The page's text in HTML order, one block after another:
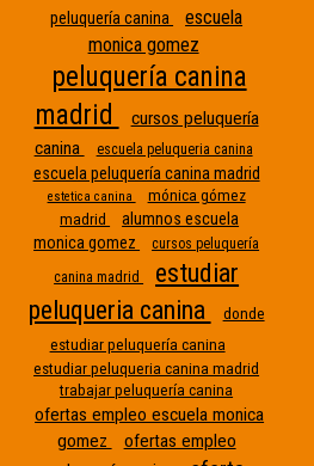
peluquería canina
escuela
monica gomez
peluquería canina
madrid
cursos peluquería
canina
escuela peluqueria canina
escuela peluquería canina madrid
estetica canina
mónica gómez
madrid
alumnos escuela
monica gomez
cursos peluquería
canina madrid
estudiar
peluqueria canina
donde
estudiar peluquería canina
sin
nombre
estudiar peluqueria canina madrid
trabajar peluquería canina
ofertas empleo escuela monica
gomez
ofertas empleo